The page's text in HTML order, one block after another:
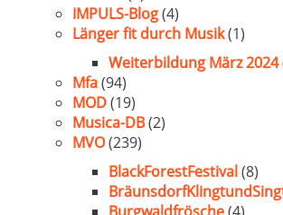
IMPULS-Blog(4)
Länger fit durch Musik(1)
Weiterbildung März 2024
Mfa(94)
MOD(19)
Musica-DB(2)
MVO(239)
BlackForestFestival(8)